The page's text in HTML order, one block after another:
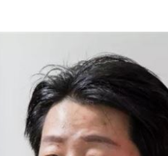
收入曝光 14:22
倉皇逃 14:22
撇小三傳言 14:16
會成立 14:13